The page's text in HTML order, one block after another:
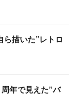
描いた”レトロ
年で見えた”バ